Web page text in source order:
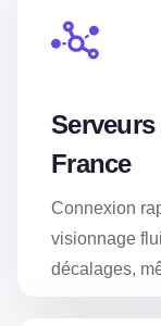
France
Connexion
visionnage
décalages,